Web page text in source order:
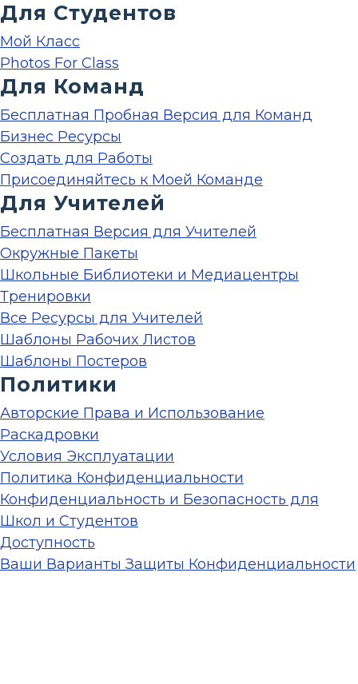
Для Студентов
Мой Класс
Photos For Class
Для Команд
Бесплатная Пробная Версия для Команд
Бизнес Ресурсы
Создать для Работы
Присоединяйтесь к Моей Команде
Для Учителей
Бесплатная Версия для Учителей
Окружные Пакеты
Школьные Библиотеки и Медиацентры
Тренировки
Все Ресурсы для Учителей
Шаблоны Рабочих Листов
Шаблоны Постеров
Политики
Авторские Права и Использование
Раскадровки
Условия Эксплуатации
Политика Конфиденциальности
Конфиденциальность и Безопасность для
Школ и Студентов
Доступность
Ваши Варианты Защиты Конфиденциальности